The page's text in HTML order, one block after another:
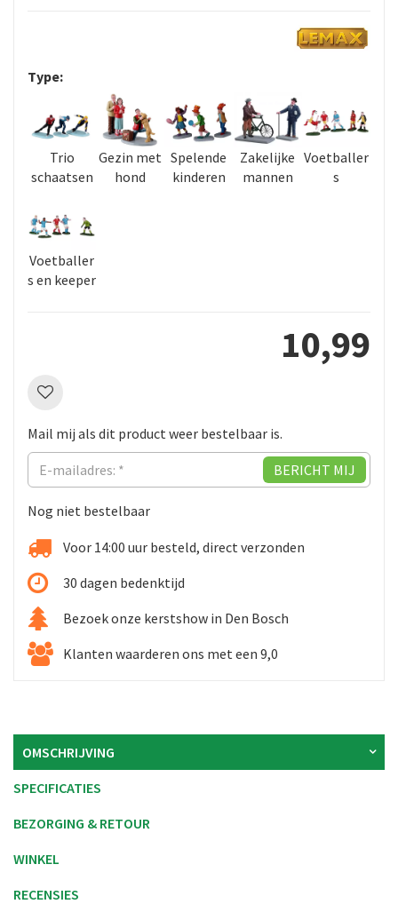
Type:
Trio
schaatsen
Gezin met
hond
Spelende
kinderen
Zakelijke
mannen
Voetballer
s
Voetballer
s en keeper
10,99
Mail mij als dit product weer bestelbaar is.
Nog niet bestelbaar
Voor 14:00 uur besteld, direct verzonden
30 dagen bedenktijd
Bezoek onze kerstshow in Den Bosch
Klanten waarderen ons met een 9,0
OMSCHRIJVING
SPECIFICATIES
BEZORGING & RETOUR
WINKEL
RECENSIES